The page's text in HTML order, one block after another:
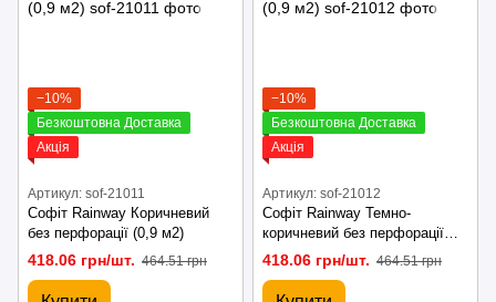
−10%
Безкоштовна Доставка
Акція
Артикул: sof-21011
Софіт Rainway Коричневий
без перфорації (0,9 м2)
418.06 грн/шт. 464.51 грн
−10%
Безкоштовна Доставка
Акція
Артикул: sof-21012
Софіт Rainway Темно-
коричневий без перфорації
(0,9 м2)
418.06 грн/шт. 464.51 грн